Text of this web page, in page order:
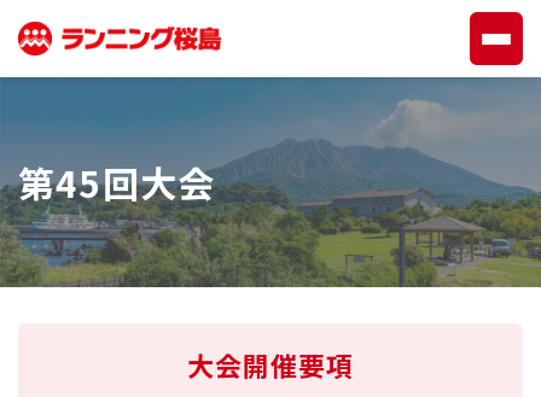
第45回大会
大会開催要項